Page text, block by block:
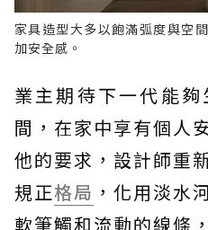
家具造型大多以飽滿弧度與空
加安全感。
業主期待下一代能
間，在家中享有個人
他的要求，設計師重
規正格局 ，化用淡水
軟筆觸和流動的線條